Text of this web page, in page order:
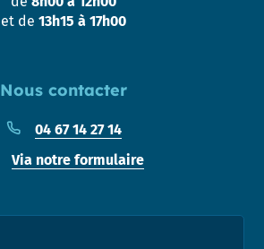
Nous contacter
04 67 14 27 14
Via notre formulaire
et de 13h15 à 17h00